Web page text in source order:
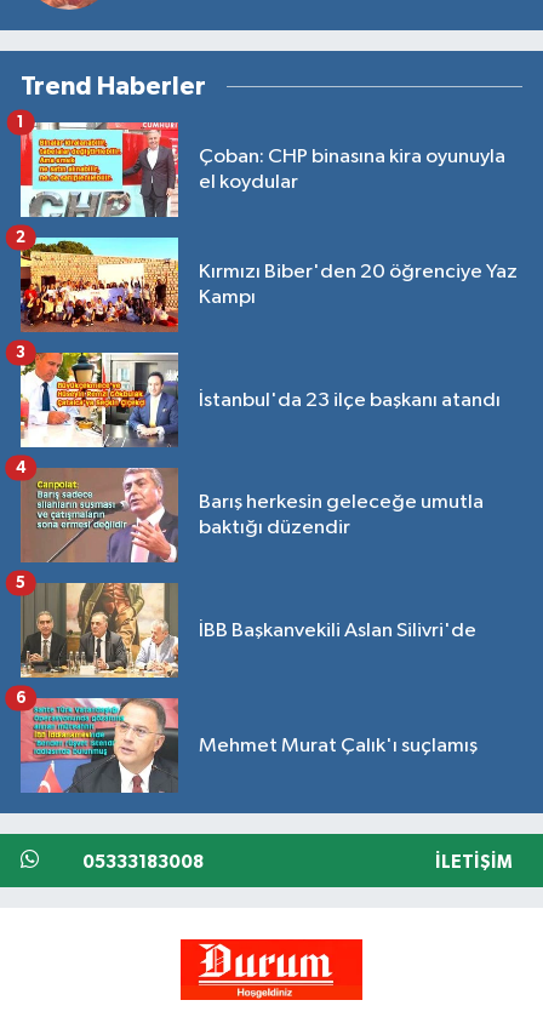
Trend Haberler
Çoban: CHP binasına kira oyunuyla
el koydular
1
Kırmızı Biber'den 20 öğrenciye Yaz
Kampı
2
İstanbul'da 23 ilçe başkanı atandı
3
Barış herkesin geleceğe umutla
baktığı düzendir
4
İBB Başkanvekili Aslan Silivri'de
5
Mehmet Murat Çalık'ı suçlamış
6
05333183008 İLETIŞIM